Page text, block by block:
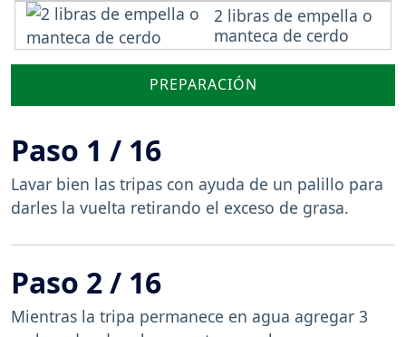
2 libras de empella o
manteca de cerdo
PREPARACIÓN
Paso 1 / 16
Lavar bien las tripas con ayuda de un palillo para
darles la vuelta retirando el exceso de grasa.
Paso 2 / 16
Mientras la tripa permanece en agua agregar 3